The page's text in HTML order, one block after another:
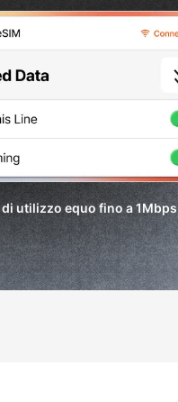
di utilizzo equo fino a1Mbps